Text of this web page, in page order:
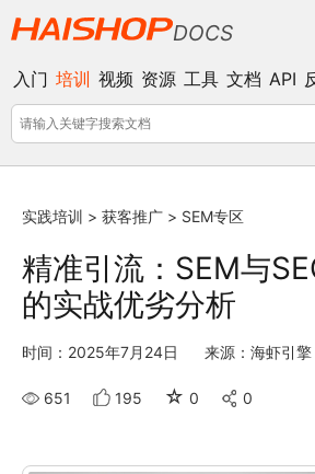
DOCS
入门 培训 视频 资源 工具 文档 API
实践培训 > 获客推广 > SEM专区
精准引流：SEM与
的实战优劣分析
时间：2025年7月24日 来源：海虾引擎
651 195 ☆ 0 0